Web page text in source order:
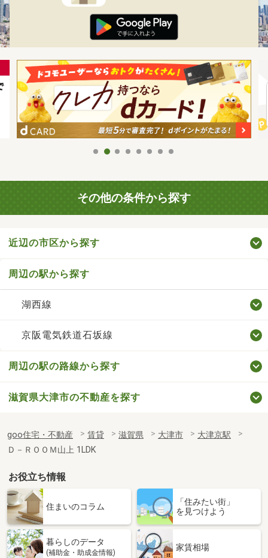
その他の条件から探す
近辺の市区から探す
周辺の駅から探す
湖西線
京阪電気鉄道石坂線
周辺の駅の路線から探す
滋賀県大津市の不動産を探す
goo住宅・不動産 賃貸 滋賀県 大津市
大津京駅
Ｄ－ＲＯＯＭ山上 1LDK
お役立ち情報
住まいのコラム
「住みたい街」
を見つけよう
暮らしのデータ
(補助金・助成金情報)
家賃相場